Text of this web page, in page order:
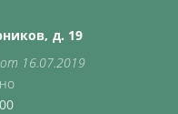
д. 19
16.07.2019